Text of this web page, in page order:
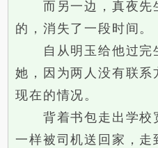
而另一边，真夜先
的，消失了一段时间。
自从明玉给他过完
她，因为两人没有联
现在的情况。
背着书包走出学校
一样被司机送回家，走